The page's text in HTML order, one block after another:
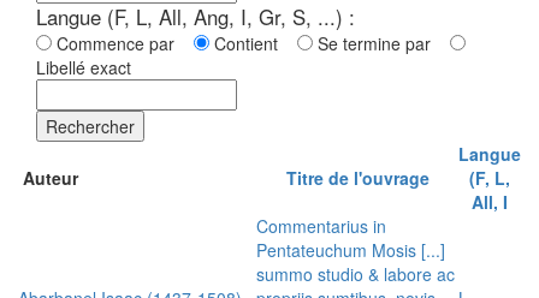
Langue (F, L, All, Ang, I, Gr, S, ...) :
Commence par Contient
Se termine par
Libellé exact
Rechercher
Auteur Titre de l'ouvrage
Langue
(F, L,
All, I
Commentarius in
Pentateuchum Mosis [...]
summo studio & labore ac